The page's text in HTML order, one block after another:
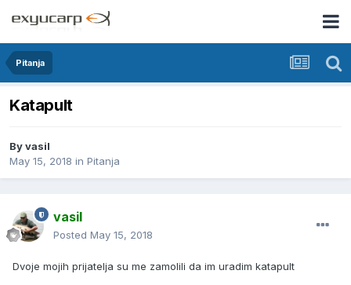
Pitanja
Katapult
Byvasil
May 15, 2018 in Pitanja
vasil
Posted May 15, 2018
Dvoje mojih prijatelja su me zamolili da im uradim katapult